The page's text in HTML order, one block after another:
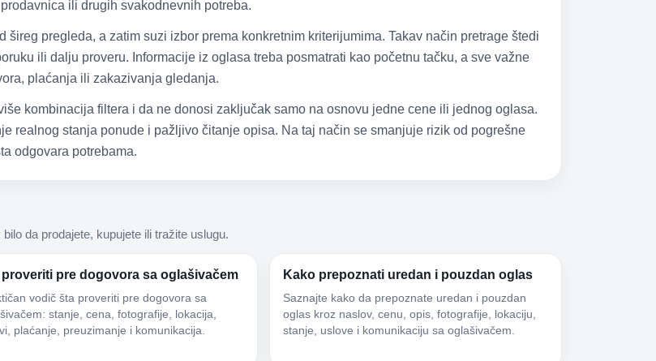
ili drugih svakodnevnih potreba.
pregleda, a zatim suzi izbor prema konkretnim kriterijumima. Takav način pretrage štedi
ili dalju proveru. Informacije iz oglasa treba posmatrati kao početnu tačku, a sve važne
plaćanja ili zakazivanja gledanja.
kombinacija filtera i da ne donosi zaključak samo na osnovu jedne cene ili jednog oglasa.
realnog stanja ponude i pažljivo čitanje opisa. Na taj način se smanjuje rizik od pogrešne
odgovara potrebama.
da prodajete, kupujete ili tražite uslugu.
proveriti pre dogovora sa oglašivačem
vodič šta proveriti pre dogovora sa
stanje, cena, fotografije, lokacija,
plaćanje, preuzimanje i komunikacija.
Kako prepoznati uredan i pouzdan oglas
Saznajte kako da prepoznate uredan i pouzdan
oglas kroz naslov, cenu, opis, fotografije, lokaciju,
stanje, uslove i komunikaciju sa oglašivačem.